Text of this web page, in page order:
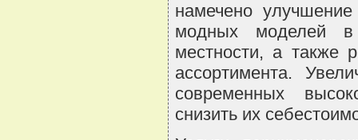
намечено
модных моделей в
местности, а также
ассортимента.
современных
снизить их